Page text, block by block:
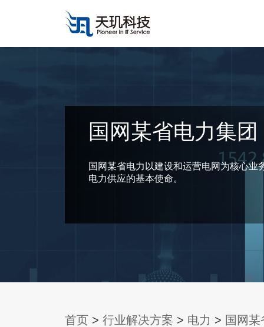
国网某省电力集团
国网某省电力以建设和运营电网为核心
电力供应的基本使命。
首页 > 行业解决方案 > 电力 > 国网